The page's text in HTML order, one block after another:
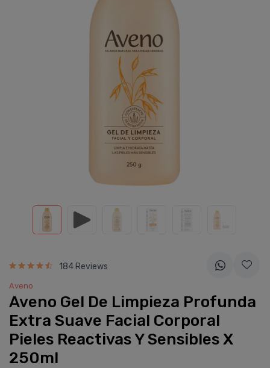
184 Reviews
Aveno
Aveno Gel De Limpieza Profunda
Extra Suave Facial Corporal
Pieles Reactivas Y Sensibles X
250ml